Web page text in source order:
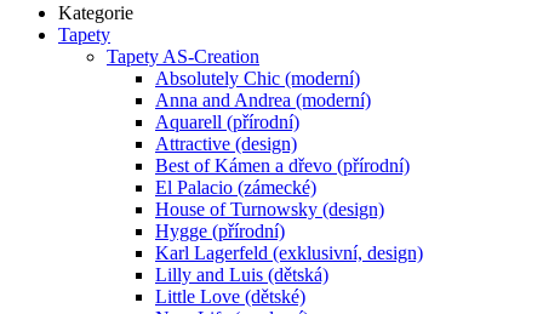
Kategorie
Tapety
Tapety AS-Creation
Absolutely Chic (moderní)
Anna and Andrea (moderní)
Aquarell (přírodní)
Attractive (design)
Best of Kámen a dřevo (přírodní)
El Palacio (zámecké)
House of Turnowsky (design)
Hygge (přírodní)
Karl Lagerfeld (exklusivní, design)
Lilly and Luis (dětská)
Little Love (dětské)